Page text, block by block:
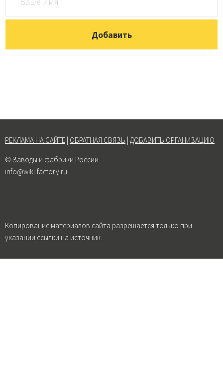
РЕКЛАМА НА САЙТЕ ОБРАТНАЯ СВЯЗЬ ДОБАВИТЬ ОРГАНИЗАЦИЮ
© Заводы и фабрики России
info@wiki-factory.ru
Копирование материалов сайта разрешается только при
указании ссылки на источник.